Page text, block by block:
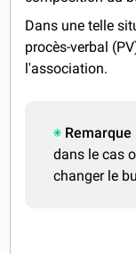
Dans une telle
procès-verbal
l'association.
Remarque
dans le cas
changer le